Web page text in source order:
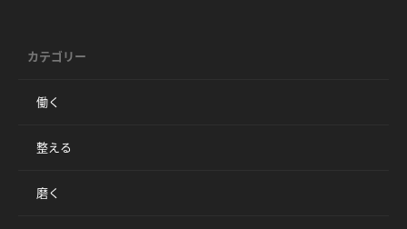
カテゴリー
働く
整える
磨く